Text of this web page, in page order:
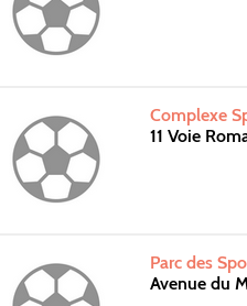
Complexe
11 Voie
Parc des
Avenue du